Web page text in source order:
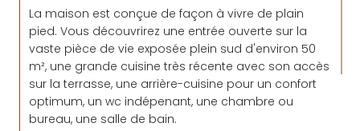
La maison est conçue de façon à vivre de plain
pied. Vous découvrirez une entrée ouverte sur la
vaste pièce de vie exposée plein sud d'environ 50
m², une grande cuisine très récente avec son accès
sur la terrasse, une arrière-cuisine pour un confort
optimum, un wc indépenant, une chambre ou
bureau, une salle de bain.